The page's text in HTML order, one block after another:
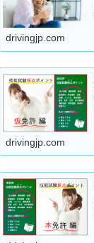
drivingjp.com
drivingjp.com